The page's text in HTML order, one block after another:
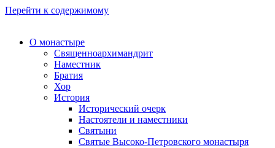
Перейти к содержимому
О монастыре
Священноархимандрит
Наместник
Братия
Хор
История
Исторический очерк
Настоятели и наместники
Святыни
Святые Высоко-Петровского монастыря